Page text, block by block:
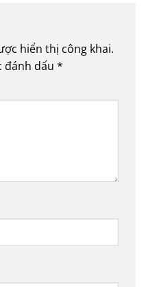
hiển thị công khai.
đánh dấu *